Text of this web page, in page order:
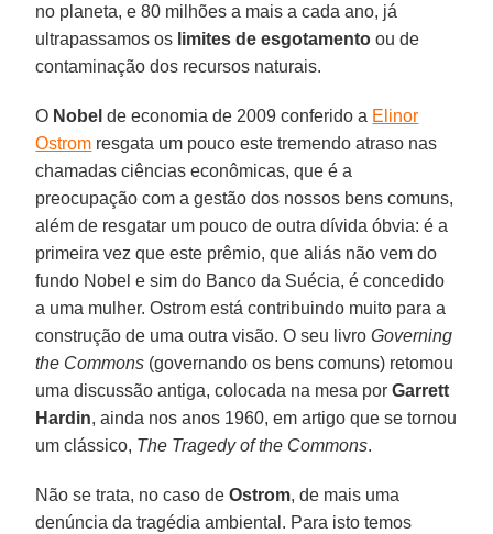
no planeta, e 80 milhões a mais a cada ano, já
ultrapassamos os limites de esgotamento ou de
contaminação dos recursos naturais.
O Nobel de economia de 2009 conferido a Elinor
Ostrom resgata um pouco este tremendo atraso nas
chamadas ciências econômicas, que é a
preocupação com a gestão dos nossos bens comuns,
além de resgatar um pouco de outra dívida óbvia: é a
primeira vez que este prêmio, que aliás não vem do
fundo Nobel e sim do Banco da Suécia, é concedido
a uma mulher. Ostrom está contribuindo muito para a
construção de uma outra visão. O seu livroGoverning
the Commons (governando os bens comuns) retomou
uma discussão antiga, colocada na mesa porGarrett
Hardin, ainda nos anos 1960, em artigo que se tornou
um clássico, The Tragedy of the Commons.
Não se trata, no caso deOstrom, de mais uma
denúncia da tragédia ambiental. Para isto temos